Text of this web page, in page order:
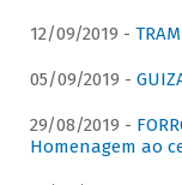
12/09/2019 -
05/09/2019 -
29/08/2019 -
Homenagem ao